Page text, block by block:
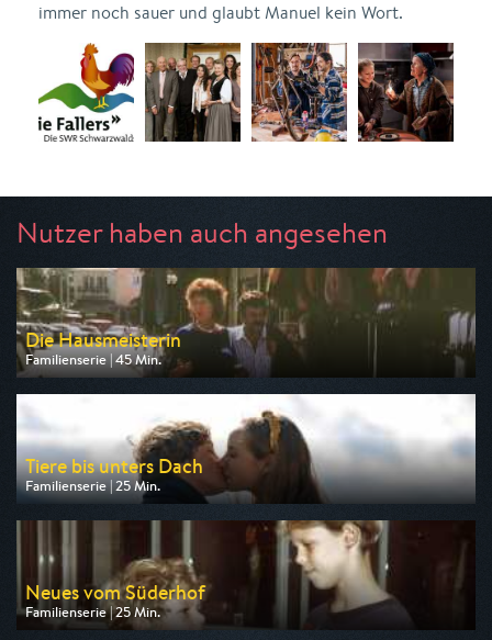
immer noch sauer und glaubt Manuel kein Wort.
Nutzer haben auch angesehen
Die Hausmeisterin
Familienserie | 45 Min.
Ausgestrahlt von BR
am 11.08.2026, 20:15
Tiere bis unters Dach
Familienserie | 25 Min.
Ausgestrahlt von ARD
am 09.08.2026, 08:35
Neues vom Süderhof
Familienserie | 25 Min.
Ausgestrahlt von BR